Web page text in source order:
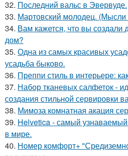
32. Последний вальс в Эвервуде.
33. Мартовский молодец. (Мысли
34. Вам кажется, что вы создали
дом?
35. Одна из самых красивых
усадьба быково.
36. Преппи стиль в интерьере:
37. Набор тканевых салфеток -
создания стильной сервировки
38. Мимоза комнатная акация
39. Helvetica - самый
в мире.
40. Номер комфорт+